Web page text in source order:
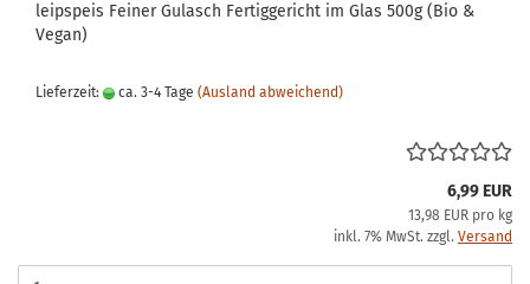
leipspeis Feiner Gulasch Fertiggericht im Glas 500g (Bio &
Vegan)
Lieferzeit: ca. 3-4 Tage (Ausland abweichend)
6,99 EUR
13,98 EUR pro kg
inkl. 7% MwSt. zzgl. Versand